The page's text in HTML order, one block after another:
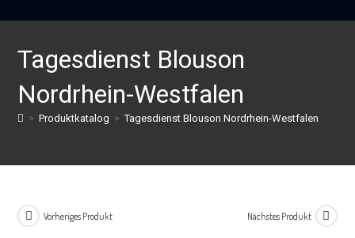
Tagesdienst Blouson
Nordrhein-Westfalen
> Produktkatalog > Tagesdienst Blouson Nordrhein-Westfalen
Vorheriges Produkt Nächstes Produkt